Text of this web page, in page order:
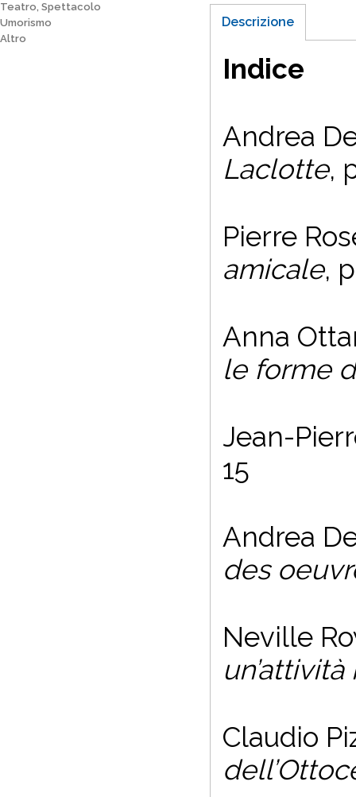
Teatro, Spettacolo
Umorismo
Altro
Descrizione
Indice
Andrea
Laclotte,
Pierre
amicale,
Anna
le forme
Jean-
15
Andrea
des
Neville
Claudio